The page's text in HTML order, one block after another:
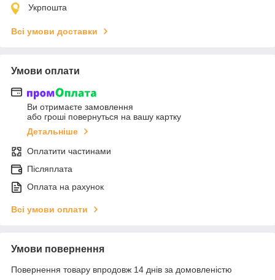
Укрпошта
Всі умови доставки
Умови оплати
Ви отримаєте замовлення
або гроші повернуться на вашу картку
Детальніше
Оплатити частинами
Післяплата
Оплата на рахунок
Всі умови оплати
Умови повернення
Повернення товару впродовж 14 днів за домовленістю